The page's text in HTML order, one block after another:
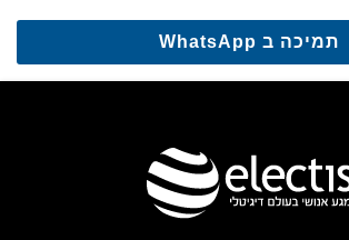
תמיכה ב WhatsApp